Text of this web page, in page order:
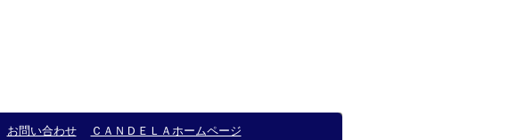
お問い合わせ ＣＡＮＤＥＬＡホームページ